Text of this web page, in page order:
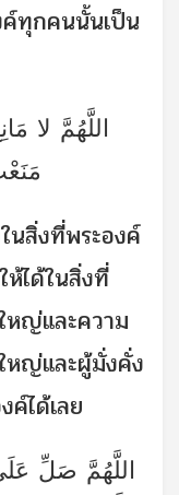
ค์ทุกคนนั้นเป็น
اللَّهُمَّ لا
นสิ่งที่พระองค์
ห้ได้ในสิ่งที่
หญ่และความ
หญ่และผู้มั่งคั่ง
ได้เลย
اللَّهُمَّ صَلِّ